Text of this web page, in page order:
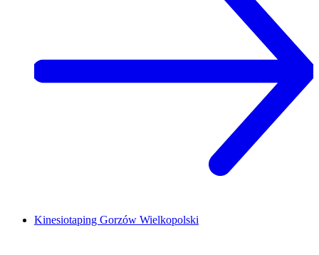
Kinesiotaping Gorzów Wielkopolski